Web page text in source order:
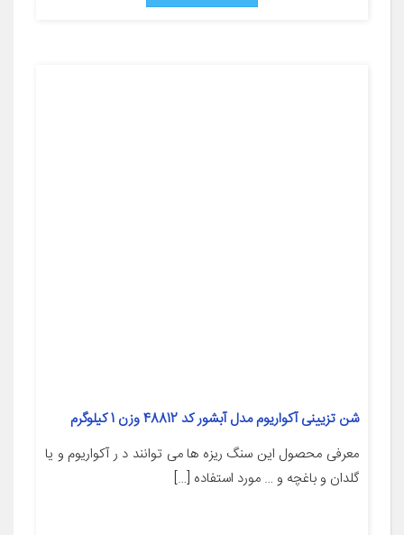
شن تزیینی آکواریوم مدل آبشور کد 48812 وزن 1 کیلوگرم
معرفی محصول این سنگ ریزه ها می توانند د ر آکواریوم و یا
گلدان و باغچه و … مورد استفاده […]